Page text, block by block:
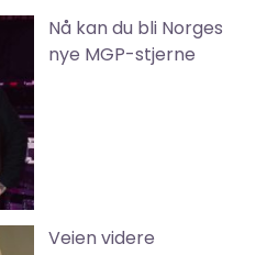
Nå kan du bli Norges
nye MGP-stjerne
Veien videre